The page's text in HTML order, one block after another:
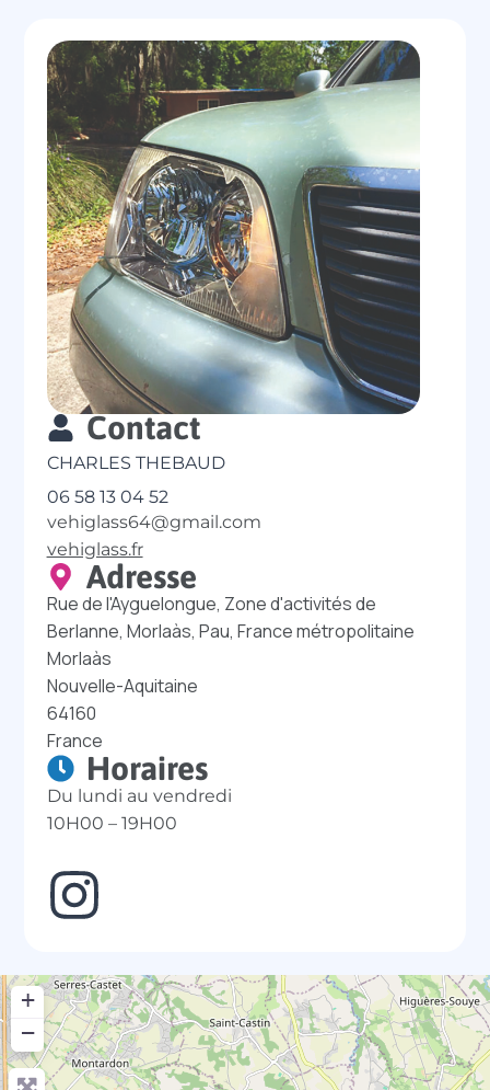
Contact
CHARLES THEBAUD
06 58 13 04 52
vehiglass64@gmail.com
vehiglass.fr
Adresse
Rue de l'Ayguelongue, Zone d'activités de
Berlanne, Morlaàs, Pau, France métropolitaine
Morlaàs
Nouvelle-Aquitaine
64160
France
Horaires
Du lundi au vendredi
10H00 – 19H00
+
−